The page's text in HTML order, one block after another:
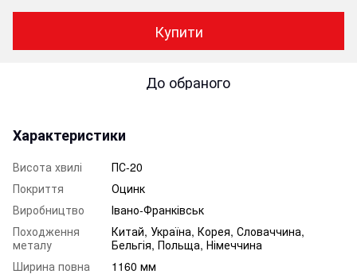
Купити
До обраного
Характеристики
Висота хвилі
ПС-20
Покриття
Оцинк
Виробництво
Івано-Франківськ
Походження
металу
Китай, Україна, Корея, Словаччина,
Бельгія, Польща, Німеччина
Ширина повна
1160 мм